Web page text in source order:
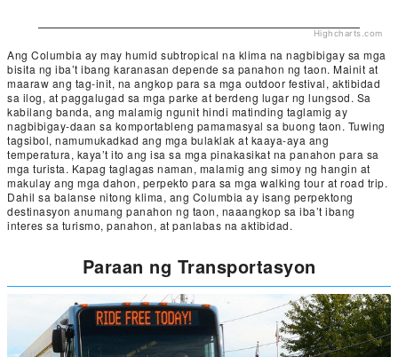
Highcharts.com
Ang Columbia ay may humid subtropical na klima na nagbibigay sa mga
bisita ng iba’t ibang karanasan depende sa panahon ng taon. Mainit at
maaraw ang tag-init, na angkop para sa mga outdoor festival, aktibidad
sa ilog, at paggalugad sa mga parke at berdeng lugar ng lungsod. Sa
kabilang banda, ang malamig ngunit hindi matinding taglamig ay
nagbibigay-daan sa komportableng pamamasyal sa buong taon. Tuwing
tagsibol, namumukadkad ang mga bulaklak at kaaya-aya ang
temperatura, kaya’t ito ang isa sa mga pinakasikat na panahon para sa
mga turista. Kapag taglagas naman, malamig ang simoy ng hangin at
makulay ang mga dahon, perpekto para sa mga walking tour at road trip.
Dahil sa balanse nitong klima, ang Columbia ay isang perpektong
destinasyon anumang panahon ng taon, naaangkop sa iba’t ibang
interes sa turismo, panahon, at panlabas na aktibidad.
Paraan ng Transportasyon